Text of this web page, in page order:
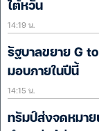
ไต้หวัน
14:19 น.
รัฐบาลขยาย G
มอบภายในปีนี้
14:15 น.
ทรัมป์ส่งจดหมาย